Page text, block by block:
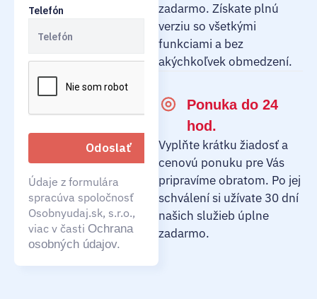
zadarmo. Získate plnú
verziu so všetkými
funkciami a bez
akýchkoľvek obmedzení.
Ponuka do 24
hod.
Vyplňte krátku žiadosť a
cenovú ponuku pre Vás
pripravíme obratom. Po jej
schválení si užívate 30 dní
našich služieb úplne
zadarmo.
Telefón
Údaje z formulára
spracúva spoločnosť
Osobnyudaj.sk, s.r.o.,
viac v časti Ochrana
osobných údajov.